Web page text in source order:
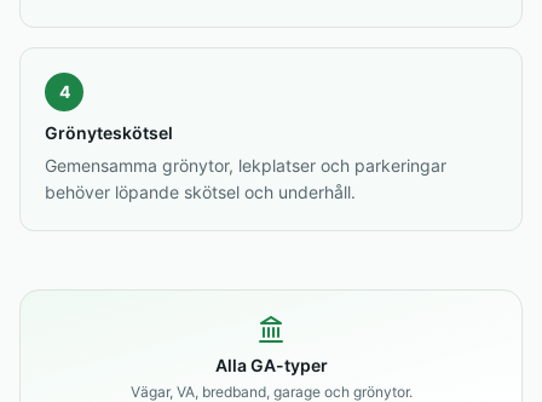
4
Grönyteskötsel
Gemensamma grönytor, lekplatser och parkeringar
behöver löpande skötsel och underhåll.
Alla GA-typer
Vägar, VA, bredband, garage och grönytor.